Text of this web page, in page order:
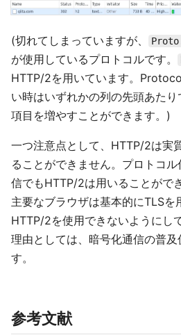
(切れてしまっていますが、
が使用しているプロトコルです。
HTTP/2を用いています。
い時はいずれかの列の先頭あた
項目を増やすことができます。)
一つ注意点として、HTTP/2は実
ることができません。プロトコ
信でもHTTP/2は用いることがで
主要なブラウザは基本的にTLSを
HTTP/2を使用できないようにし
理由としては、暗号化通信の普及
す。
参考文献